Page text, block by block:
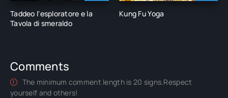
Taddeo l'esploratore e la
Tavola di smeraldo
Kung Fu Yoga
Comments
The minimum comment length is 20 signs.Respect
yourself and others!